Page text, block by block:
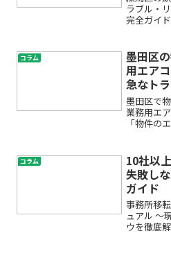
ラブル・
完全ガイ
日々の営
しかし「
配管から
ラブルで
コラム
墨田区
用エア
急なト
墨田区で
業務用エ
「物件の
た」「入
が、すぐ
い」――そ
か？特に
コラム
10社以
失敗し
ガイド
事務所移
ュアル ～
ウを徹底
て、何か
業が必要